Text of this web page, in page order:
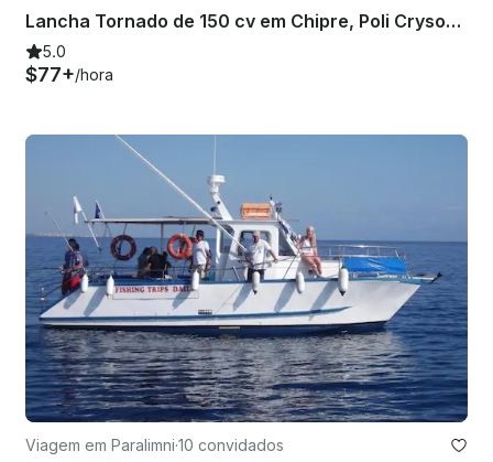
Lancha Tornado de 150 cv em Chipre, Poli Crysochous
5.0
$77+/hora
Viagem em Paralimni·10 convidados